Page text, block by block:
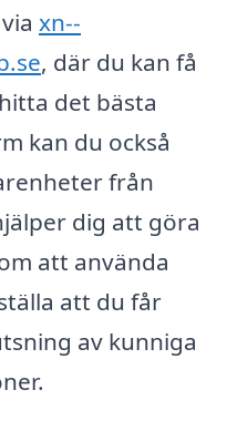
xn--
, där du kan få
det bästa
kan du också
från
dig att göra
att använda
att du får
av kunniga